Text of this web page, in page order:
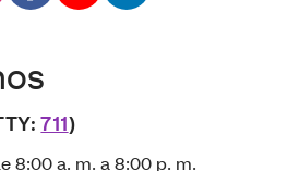
711)
8:00 a. m. a 8:00 p. m.